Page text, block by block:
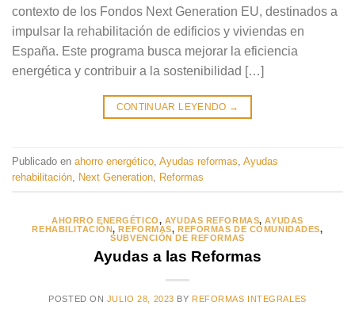
contexto de los Fondos Next Generation EU, destinados a
impulsar la rehabilitación de edificios y viviendas en
España. Este programa busca mejorar la eficiencia
energética y contribuir a la sostenibilidad […]
CONTINUAR LEYENDO →
Publicado en ahorro energético Ayudas reformas Ayudas
rehabilitación Next Generation Reformas
AHORRO ENERGÉTICO, AYUDAS REFORMAS,AYUDAS
REHABILITACIÓN, REFORMAS, REFORMAS DE COMUNIDADES,
SUBVENCIÓN DE REFORMAS
Ayudas a las Reformas
POSTED ON JULIO 28, 2023 BY REFORMAS INTEGRALES